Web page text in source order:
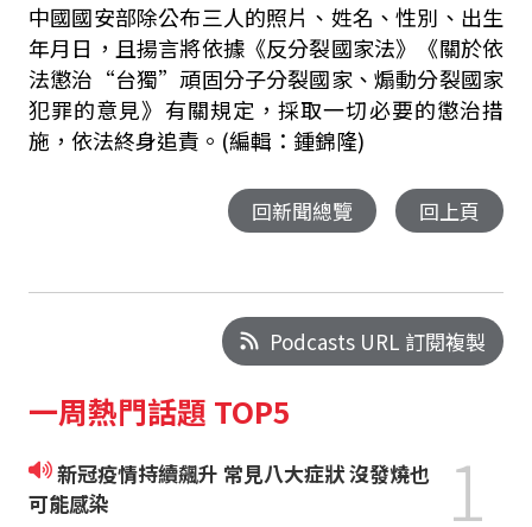
中國國安部除公布三人的照片、姓名、性別、出生
年月日，且揚言將依據《反分裂國家法》《關於依
法懲治“台獨”頑固分子分裂國家、煽動分裂國家
犯罪的意見》有關規定，採取一切必要的懲治措
施，依法終身追責。(編輯：鍾錦隆)
回新聞總覽 回上頁
Podcasts URL 訂閱複製
一周熱門話題 TOP5
新冠疫情持續飆升 常見八大症狀 沒發燒也
可能感染
1